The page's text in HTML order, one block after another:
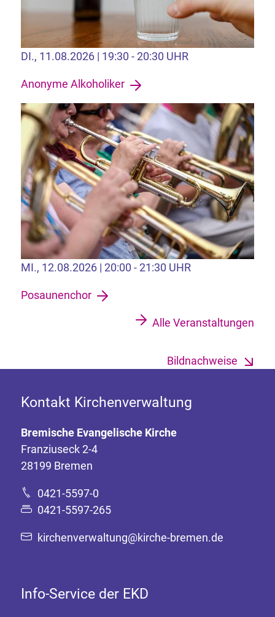
DI., 11.08.2026 | 19:30 - 20:30 UHR
Anonyme Alkoholiker
MI., 12.08.2026 | 20:00 - 21:30 UHR
Posaunenchor
Alle Veranstaltungen
Bildnachweise
Kontakt Kirchenverwaltung
Bremische Evangelische Kirche
Franziuseck 2-4
28199 Bremen
0421-5597-0
0421-5597-265
kirchenverwaltung@kirche-bremen.de
Info-Service der EKD